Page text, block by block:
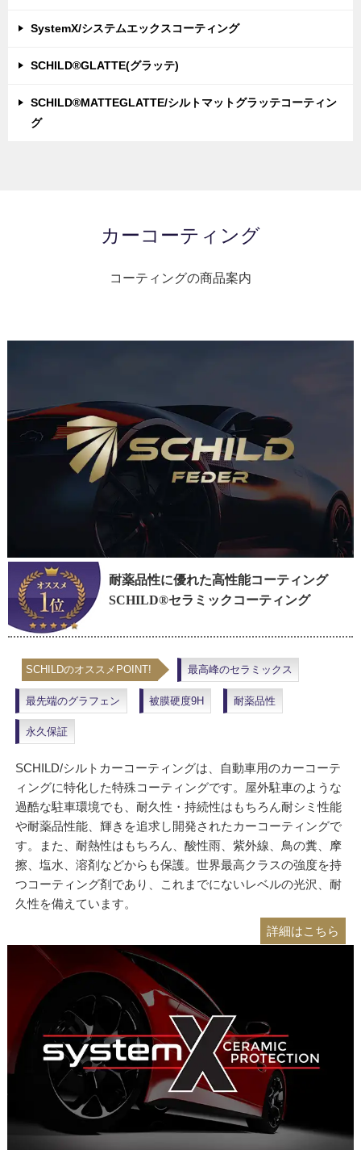
SystemX/システムエックスコーティング
SCHILD®GLATTE(グラッテ)
SCHILD®MATTEGLATTE/シルトマットグラッテコーティン
グ
カーコーティング
コーティングの商品案内
耐薬品性に優れた高性能コーティング
SCHILD®セラミックコーティング
SCHILDのオススメPOINT! 最高峰のセラミックス
最先端のグラフェン 被膜硬度9H 耐薬品性
永久保証
SCHILD/シルトカーコーティングは、自動車用のカーコーテ
ィングに特化した特殊コーティングです。屋外駐車のような
過酷な駐車環境でも、耐久性・持続性はもちろん耐シミ性能
や耐薬品性能、輝きを追求し開発されたカーコーティングで
す。また、耐熱性はもちろん、酸性雨、紫外線、鳥の糞、摩
擦、塩水、溶剤などからも保護。世界最高クラスの強度を持
つコーティング剤であり、これまでにないレベルの光沢、耐
久性を備えています。
詳細はこちら